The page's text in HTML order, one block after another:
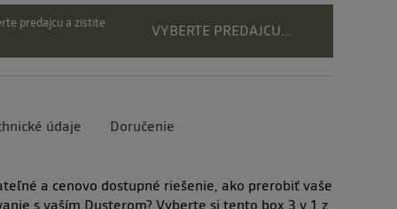
predajcu a zistite
VYBERTE PREDAJCU...
údaje Doručenie
a cenovo dostupné riešenie, ako prerobiť vaše
s vaším Dusterom? Vyberte si tento box 3 v 1 z